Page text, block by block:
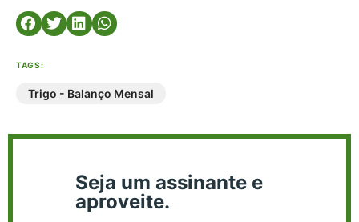
TAGS:
Trigo - Balanço Mensal
Seja um assinante e
aproveite.